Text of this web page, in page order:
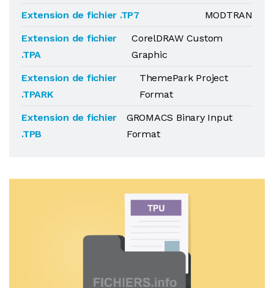
Extension de fichier .TP7
MODTRAN
Extension de fichier
.TPA
CorelDRAW Custom
Graphic
Extension de fichier
.TPARK
ThemePark Project
Format
Extension de fichier
.TPB
GROMACS Binary Input
Format